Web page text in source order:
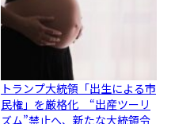
トランプ大統領「出生による市
民権」を厳格化 “出産ツーリ
ズム”禁止へ、新たな大統領令